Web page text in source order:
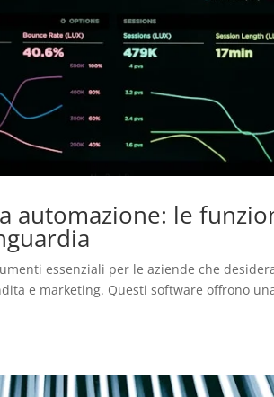
automazione: le
essenziali per le aziende che
e marketing. Questi software offrono